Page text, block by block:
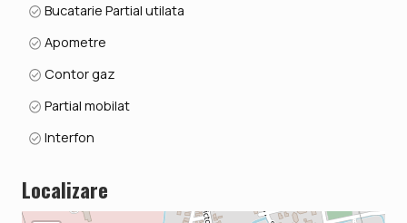
Bucatarie Partial utilata
Apometre
Contor gaz
Partial mobilat
Interfon
Localizare